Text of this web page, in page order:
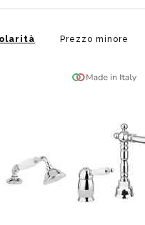
Prezzo minore